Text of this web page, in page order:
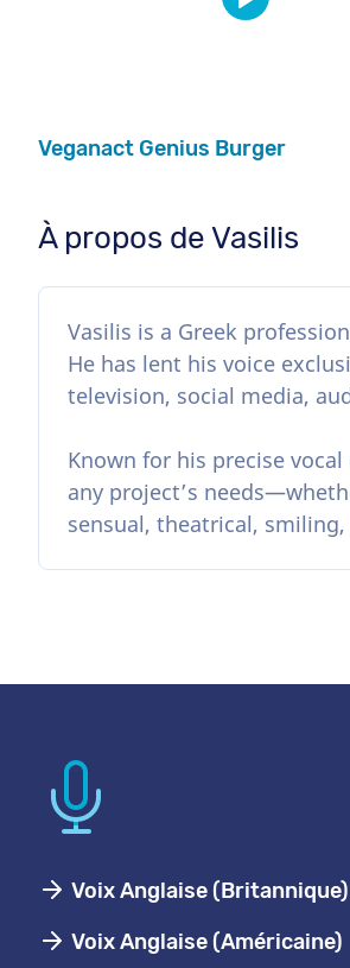
Veganact Genius Burger
À propos de Vasilis
Vasilis is a Greek
He has lent his voice
television, social media,
Known for his precise
any project’s
sensual, theatrical,
Voix Anglaise (Britannique)
Voix Anglaise (Américaine)